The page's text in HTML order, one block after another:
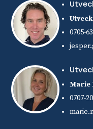
0705-
Marie
0707-